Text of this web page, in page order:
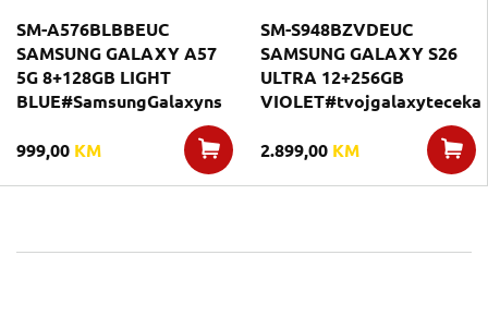
SM-A576BLBBEUC
SAMSUNG GALAXY A57
5G 8+128GB LIGHT
BLUE#SamsungGalaxyns
999,00 KM
SM-S948BZVDEUC
SAMSUNG GALAXY S26
ULTRA 12+256GB
VIOLET#tvojgalaxyteceka
2.899,00 KM